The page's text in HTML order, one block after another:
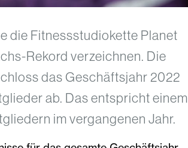
die Fitnessstudiokette Planet
Rekord verzeichnen. Die
das Geschäftsjahr 2022
ab. Das entspricht einem
im vergangenen Jahr.